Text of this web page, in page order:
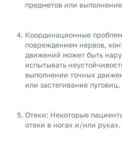
предметов или
Координационные
повреждением нервов,
движений может быть
испытывать
выполнении точных
или застегивание пуговиц.
Отеки: Некоторые
отеки в ногах и/или руках.